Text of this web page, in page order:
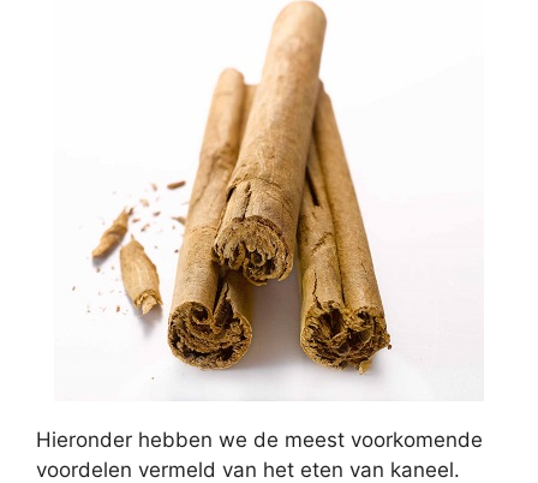
Hieronder hebben we de meest voorkomende
voordelen vermeld van het eten van kaneel.